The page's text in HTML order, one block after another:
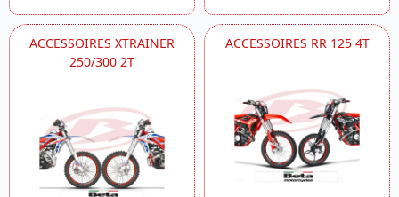
ACCESSOIRES XTRAINER
250/300 2T
ACCESSOIRES RR 125 4T